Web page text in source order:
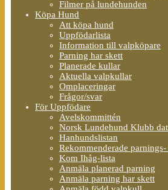
Filmer på lundehunden
Köpa Hund
Att köpa hund
Uppfödarlista
Information till valpköpare
Parning har skett
Planerade kullar
Aktuella valpkullar
Omplaceringar
Frågor/svar
För Uppfödare
Avelskommittén
Norsk Lundehund Klubb
Hanhundslistan
Rekommenderade
Kom Ihåg-lista
Anmäla planerad parning
Anmäla parning har skett